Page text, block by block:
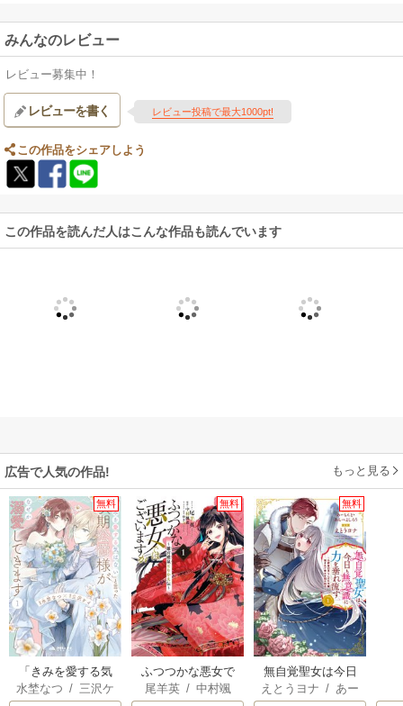
みんなのレビュー
レビュー募集中！
レビューを書く レビュー投稿で最大1000pt!
この作品をシェアしよう
この作品を読んだ人はこんな作品も読んでいます
広告で人気の作品! もっと見る
無料
「きみを愛する気
はない」と言った
水埜なつ / 三沢ケ
無料
ふつつかな悪女で
はございますが ～
尾羊英/ 中村颯
無料
無自覚聖女は今日
も無意識に力を垂
えとうヨナ / あー